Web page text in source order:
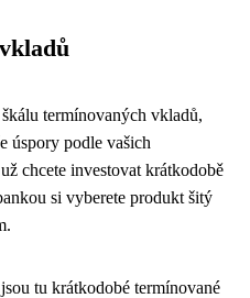
termínovaných vkladů,
úspory podle vašich
chcete investovat krátkodobě
si vyberete produkt šitý
tu krátkodobé termínované